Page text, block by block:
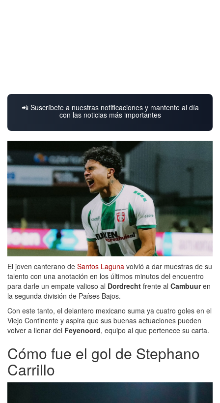
📲 Suscríbete a nuestras notificaciones y mantente al día
con las noticias más importantes
El joven canterano de Santos Laguna volvió a dar muestras de su
talento con una anotación en los últimos minutos del encuentro
para darle un empate valioso al Dordrecht frente al Cambuuren
la segunda división de Países Bajos.
Con este tanto, el delantero mexicano suma ya cuatro goles en el
Viejo Continente y aspira que sus buenas actuaciones pueden
volver a llenar del Feyenoord, equipo al que pertenece su carta.
Cómo fue el gol de Stephano
Carrillo